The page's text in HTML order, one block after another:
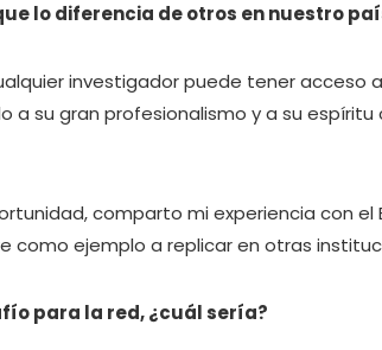
lo diferencia de otros en nuestro
investigador puede tener acceso
a su gran profesionalismo y a su
comparto mi experiencia con el
como ejemplo a replicar en otras
para la red, ¿cuál sería?